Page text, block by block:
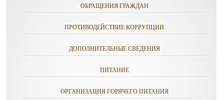
ОБРАЩЕНИЯ ГРАЖДАН
ПРОТИВОДЕЙСТВИЕ КОРРУПЦИИ
ДОПОЛНИТЕЛЬНЫЕ СВЕДЕНИЯ
ПИТАНИЕ
ОРГАНИЗАЦИЯ ГОРЯЧЕГО ПИТАНИЯ